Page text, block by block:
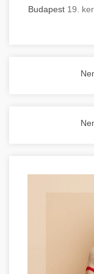
Budapest 19.